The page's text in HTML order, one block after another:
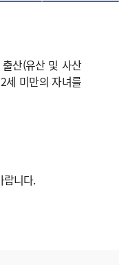
산(유산 및 사산
세 미만의 자녀를
랍니다.